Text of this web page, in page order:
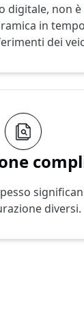
digitale, non
in
dei
diversi.